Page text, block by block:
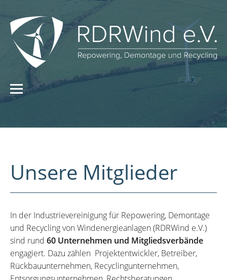
Unsere Mitglieder
In der Industrievereinigung für Repowering, Demontage
und Recycling von Windenergieanlagen (RDRWind e.V.)
sind rund 60 Unternehmen und Mitgliedsverbände
engagiert. Dazu zählen Projektentwickler, Betreiber,
Rückbauunternehmen, Recyclingunternehmen,